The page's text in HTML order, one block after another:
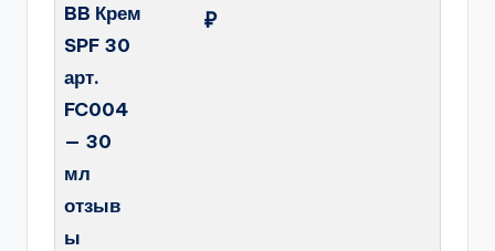
BB Крем
SPF 30
арт.
FC004
— 30
мл
отзыв
ы
₽